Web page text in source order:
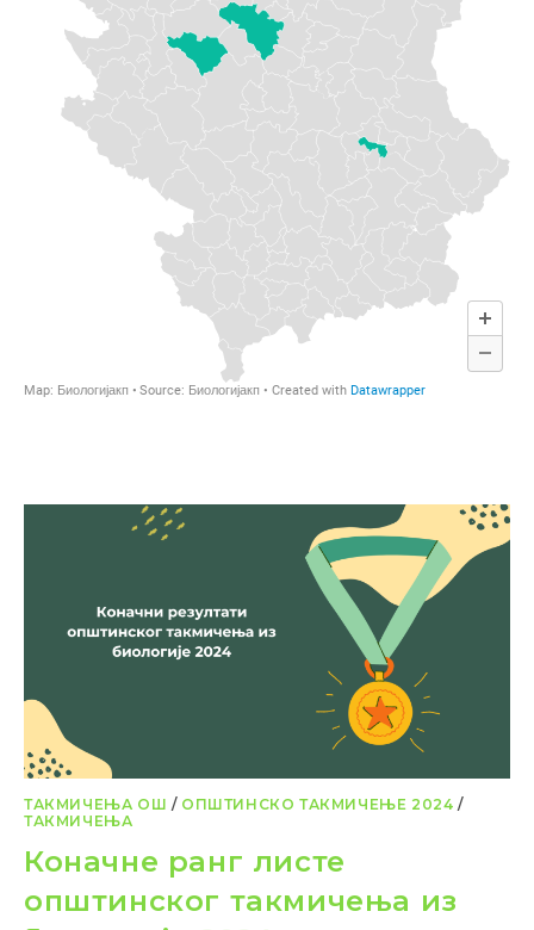
ТАКМИЧЕЊА ОШ / ОПШТИНСКО ТАКМИЧЕЊЕ 2024 /
ТАКМИЧЕЊА
Коначне ранг листе
општинског такмичења из